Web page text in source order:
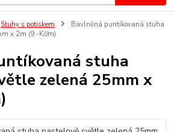
Stuhy s potiskem
Bavlněná puntíkovaná stuha
x 2m (9,-Kč/m)
stuha
zelená 25mm x